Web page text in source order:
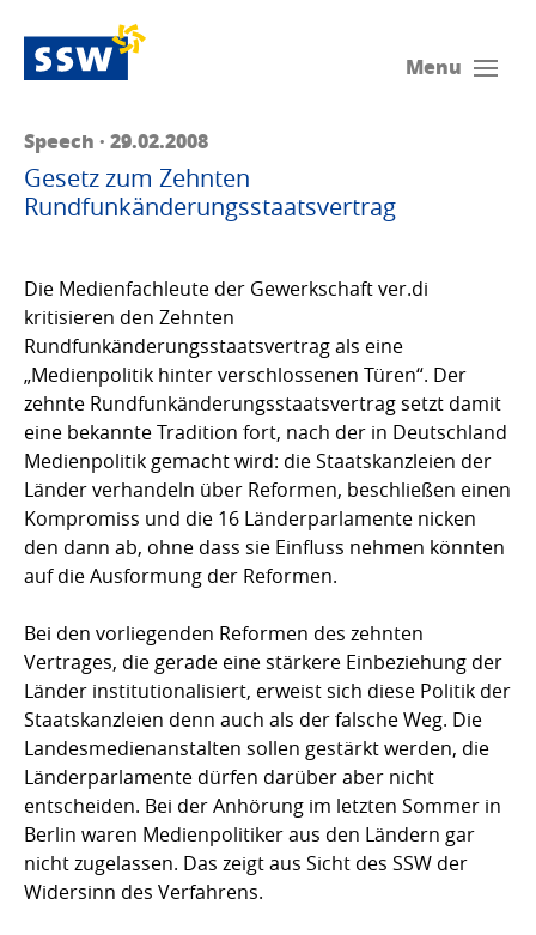
Menu
Speech · 29.02.2008
Gesetz zum Zehnten
Rundfunkänderungsstaatsvertrag
Die Medienfachleute der Gewerkschaft ver.di
kritisieren den Zehnten
Rundfunkänderungsstaatsvertrag als eine
„Medienpolitik hinter verschlossenen Türen“. Der
zehnte Rundfunkänderungsstaatsvertrag setzt damit
eine bekannte Tradition fort, nach der in Deutschland
Medienpolitik gemacht wird: die Staatskanzleien der
Länder verhandeln über Reformen, beschließen einen
Kompromiss und die 16 Länderparlamente nicken
den dann ab, ohne dass sie Einfluss nehmen könnten
auf die Ausformung der Reformen.
Bei den vorliegenden Reformen des zehnten
Vertrages, die gerade eine stärkere Einbeziehung der
Länder institutionalisiert, erweist sich diese Politik der
Staatskanzleien denn auch als der falsche Weg. Die
Landesmedienanstalten sollen gestärkt werden, die
Länderparlamente dürfen darüber aber nicht
entscheiden. Bei der Anhörung im letzten Sommer in
Berlin waren Medienpolitiker aus den Ländern gar
nicht zugelassen. Das zeigt aus Sicht des SSW der
Widersinn des Verfahrens.